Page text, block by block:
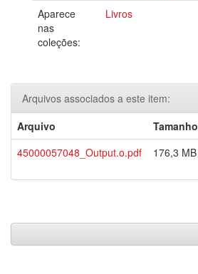
Aparece
nas
coleções:
Livros
Arquivos associados a este item:
Arquivo
Tamanho
45000057048_Output.o.pdf
176,3 MB